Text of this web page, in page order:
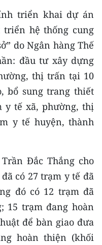
triển khai dự án
hệ thống cung
do Ngân hàng Thế
đầu tư xây dựng
thị trấn tại 10
bổ sung trang thiết
y tế xã, phường, thị
y tế huyện, thành
Đắc Thắng cho
có 27 trạm y tế đã
đó có 12 trạm đã
15 trạm đang hoàn
để bàn giao đưa
hoàn thiện (khối